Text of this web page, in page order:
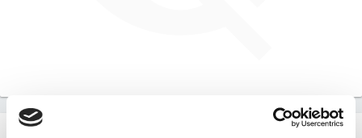
dashboard Virksomhedens datterselskaber